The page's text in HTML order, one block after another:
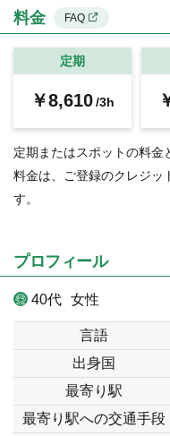
料金 FAQ
定期
￥8,610/3h
定期またはスポットの料金
料金は、ご登録のクレジッ
す。
プロフィール
40代 女性
言語
出身国
最寄り駅
最寄り駅への交通手段